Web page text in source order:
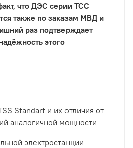
что ДЭС серии ТСС
также по заказам МВД и
раз подтверждает
этого
Standart и их отличия от
аналогичной мощности
электростанции